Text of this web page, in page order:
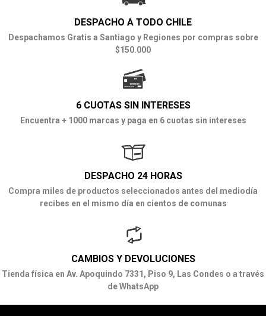
DESPACHO A TODO CHILE
Despachamos Gratis a Santiago y Regiones por compras sobre
$150.000
6 CUOTAS SIN INTERESES
Encuentra + 1000 marcas y paga en 6 cuotas sin intereses
DESPACHO 24 HORAS
Compra miles de productos seleccionados antes del mediodía
recibes en el mismo día en cientos de comunas
CAMBIOS Y DEVOLUCIONES
Tienda física en Av. Apoquindo 7331, Piso 9, Las Condes o a través
de WhatsApp